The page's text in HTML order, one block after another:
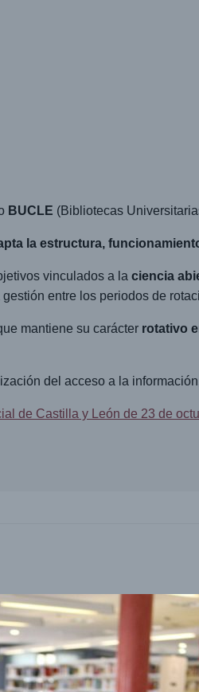
BUCLE (Bibliotecas
la estructura,
vinculados a la ciencia
gestión entre los periodos de
mantiene su carácter rotativo
del acceso a la
de Castilla y León de 23 de